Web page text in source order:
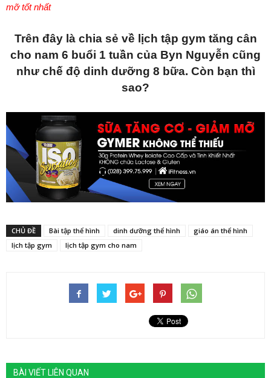
mỡ tốt nhất
Trên đây là chia sẻ về lịch tập gym tăng cân
cho nam 6 buổi 1 tuần của Byn Nguyễn cũng
như chế độ dinh dưỡng 8 bữa. Còn bạn thì
sao?
CHỦ ĐỀ Bài tập thể hình dinh dưỡng thể hình
giáo án thể hình
lịch tập gym
lịch tập gym cho nam
BÀI VIẾT LIÊN QUAN